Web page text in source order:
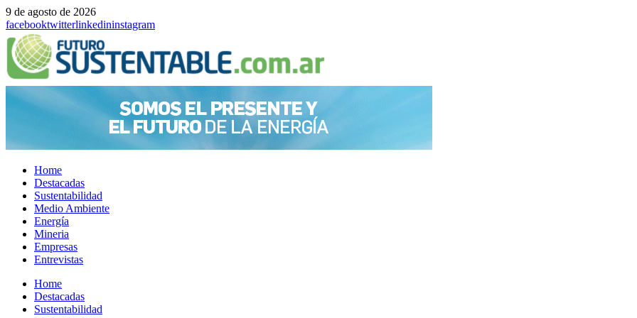
9 de agosto de 2026
facebooktwitterlinkedininstagram
Home
Destacadas
Sustentabilidad
Medio Ambiente
Energía
Mineria
Empresas
Entrevistas
Menu
Home
Destacadas
Sustentabilidad